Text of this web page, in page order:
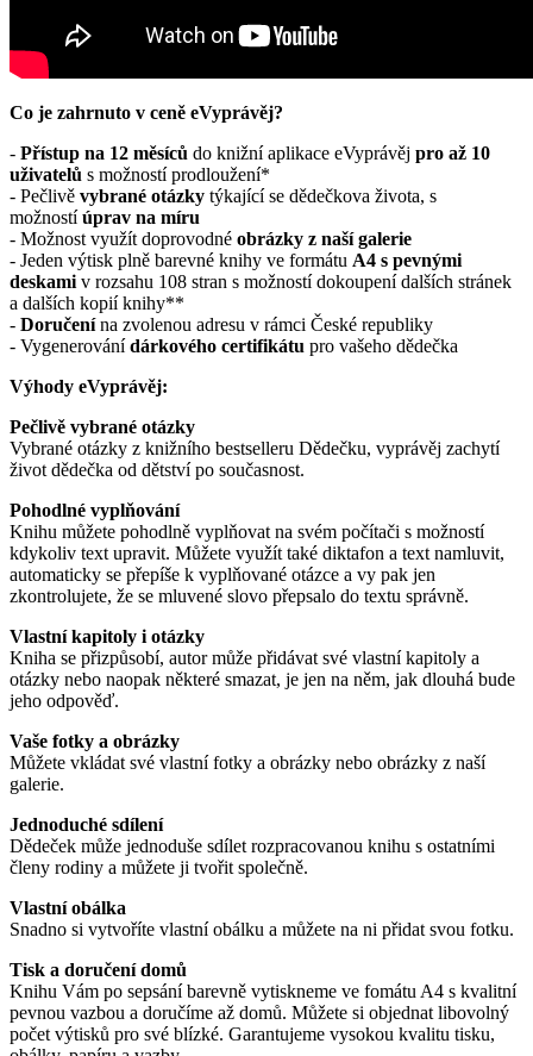
Co je zahrnuto v ceně eVyprávěj?
- Přístup na 12 měsíců do knižní aplikace eVyprávěj pro až 10
uživatelů s možností prodloužení*
- Pečlivě vybrané otázky týkající se dědečkova života, s
možnostíúprav na míru
- Možnost využít doprovodné obrázky z naší galerie
- Jeden výtisk plně barevné knihy ve formátu A4 s pevnými
deskami v rozsahu 108 stran s možností dokoupení dalších stránek
a dalších kopií knihy**
- Doručenína zvolenou adresu v rámci České republiky
- Vygenerovánídárkového certifikátu pro vašeho dědečka
Výhody eVyprávěj:
Pečlivě vybrané otázky
Vybrané otázky z knižního bestselleru Dědečku, vyprávěj zachytí
život dědečka od dětství po současnost.
Pohodlné vyplňování
Knihu můžete pohodlně vyplňovat na svém počítači s možností
kdykoliv text upravit. Můžete využít také diktafon a text namluvit,
automaticky se přepíše k vyplňované otázce a vy pak jen
zkontrolujete, že se mluvené slovo přepsalo do textu správně.
Vlastní kapitoly i otázky
Kniha se přizpůsobí, autor může přidávat své vlastní kapitoly a
otázky nebo naopak některé smazat, je jen na něm, jak dlouhá bude
jeho odpověď.
Vaše fotky a obrázky
Můžete vkládat své vlastní fotky a obrázky nebo obrázky z naší
galerie.
Jednoduché sdílení
Dědeček může jednoduše sdílet rozpracovanou knihu s ostatními
členy rodiny a můžete ji tvořit společně.
Vlastní obálka
Snadno si vytvoříte vlastní obálku a můžete na ni přidat svou fotku.
Tisk a doručení domů
Knihu Vám po sepsání barevně vytiskneme ve fomátu A4 s kvalitní
pevnou vazbou a doručíme až domů. Můžete si objednat libovolný
počet výtisků pro své blízké. Garantujeme vysokou kvalitu tisku,